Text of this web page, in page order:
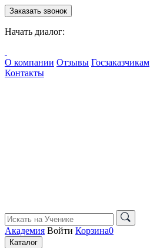
Заказать звонок
Начать диалог:
О компании Отзывы Госзаказчикам
Контакты
Академия Войти Корзина0
Каталог